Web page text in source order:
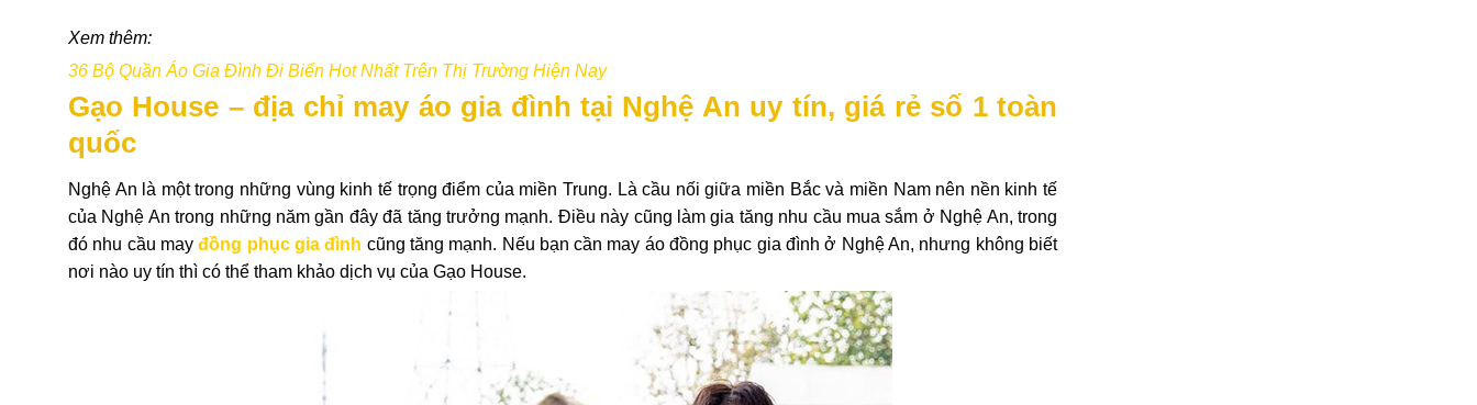
Xem thêm:
36 Bộ Quần Áo Gia Đình Đi Biển Hot Nhất Trên Thị Trường Hiện Nay
Gạo House – địa chỉ may áo gia đình tại Nghệ An uy tín, giá rẻ số 1 toàn
quốc
Nghệ An là một trong những vùng kinh tế trọng điểm của miền Trung. Là cầu nối giữa miền Bắc và miền Nam nên nền kinh tế
của Nghệ An trong những năm gần đây đã tăng trưởng mạnh. Điều này cũng làm gia tăng nhu cầu mua sắm ở Nghệ An, trong
đó nhu cầu mayđồng phục gia đình cũng tăng mạnh. Nếu bạn cần may áo đồng phục gia đình ở Nghệ An, nhưng không biết
nơi nào uy tín thì có thể tham khảo dịch vụ của Gạo House.